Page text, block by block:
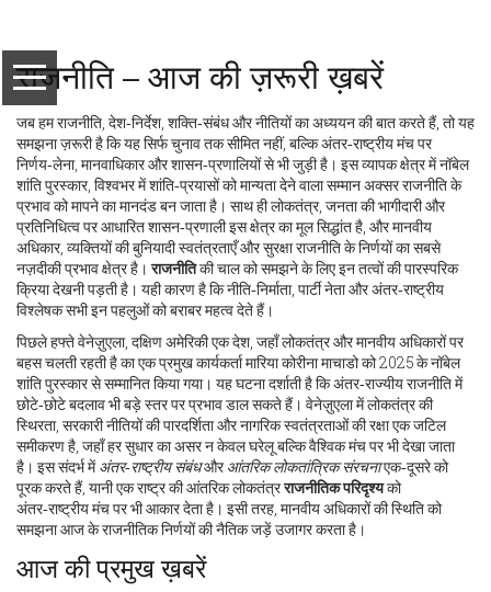
राजनीति – आज की ज़रूरी ख़बरें
जब हमराजनीति, देश‑निर्देश, शक्ति‑संबंध और नीतियों का अध्ययनकी बात करते हैं, तो यह
समझना ज़रूरी है कि यह सिर्फ चुनाव तक सीमित नहीं, बल्कि अंतर‑राष्ट्रीय मंच पर
निर्णय‑लेना, मानवाधिकार और शासन‑प्रणालियों से भी जुड़ी है। इस व्यापक क्षेत्र मेंनॉबेल
शांति पुरस्कार, विश्वभर में शांति‑प्रयासों को मान्यता देने वाला सम्मानअक्सर राजनीति के
प्रभाव को मापने का मानदंड बन जाता है। साथ हीलोकतंत्र, जनता की भागीदारी और
प्रतिनिधित्व पर आधारित शासन‑प्रणालीइस क्षेत्र का मूल सिद्धांत है, औरमानवीय
अधिकार, व्यक्तियों की बुनियादी स्वतंत्रताएँ और सुरक्षाराजनीति के निर्णयों का सबसे
नज़दीकी प्रभाव क्षेत्र है।राजनीतिकी चाल को समझने के लिए इन तत्वों की पारस्परिक
क्रिया देखनी पड़ती है। यही कारण है कि नीति‑निर्माता, पार्टी नेता और अंतर‑राष्ट्रीय
विश्लेषक सभी इन पहलुओं को बराबर महत्व देते हैं।
पिछले हफ्तेवेनेज़ुएला, दक्षिण अमेरिकी एक देश, जहाँ लोकतंत्र और मानवीय अधिकारों पर
बहस चलती रहती हैका एक प्रमुख कार्यकर्ता मारिया कोरीना माचाडो को 2025 के नॉबेल
शांति पुरस्कार से सम्मानित किया गया। यह घटना दर्शाती है कि अंतर‑राज्यीय राजनीति में
छोटे‑छोटे बदलाव भी बड़े स्तर पर प्रभाव डाल सकते हैं। वेनेज़ुएला में लोकतंत्र की
स्थिरता, सरकारी नीतियों की पारदर्शिता और नागरिक स्वतंत्रताओं की रक्षा एक जटिल
समीकरण है, जहाँ हर सुधार का असर न केवल घरेलू बल्कि वैश्विक मंच पर भी देखा जाता
है। इस संदर्भ मेंअंतर‑राष्ट्रीय संबंधऔरआंतरिक लोकतांत्रिक संरचनाएक‑दूसरे को
पूरक करते हैं, यानी एक राष्ट्र की आंतरिक लोकतंत्रराजनीतिक परिदृश्यको
अंतर‑राष्ट्रीय मंच पर भी आकार देता है। इसी तरह, मानवीय अधिकारों की स्थिति को
समझना आज के राजनीतिक निर्णयों की नैतिक जड़ें उजागर करता है।
आज की प्रमुख ख़बरें